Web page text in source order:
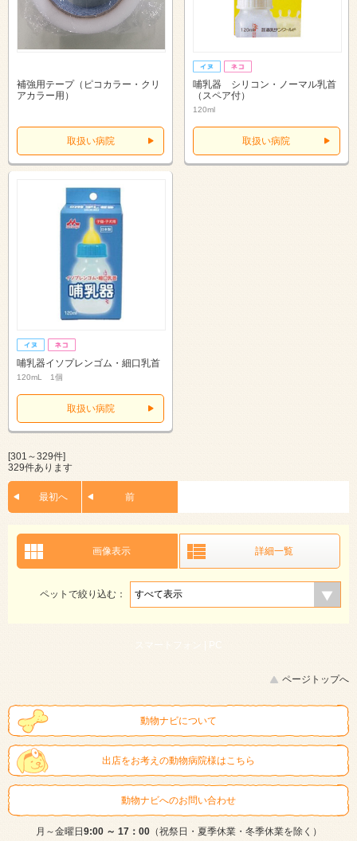
補強用テープ（ピコカラー・クリ
アカラー用）
取扱い病院
哺乳器 シリコン・ノーマル乳首
（スペア付）
120ml
取扱い病院
哺乳器イソプレンゴム・細口乳首
120mL 1個
取扱い病院
[301～329件]
329件あります
最初へ 前
画像表示 詳細一覧
ペットで絞り込む：
スマートフォン | PC
ページトップへ
動物ナビについて
出店をお考えの動物病院様はこちら
動物ナビへのお問い合わせ
月～金曜日9:00 ～ 17：00（祝祭日・夏季休業・冬季休業を除く）